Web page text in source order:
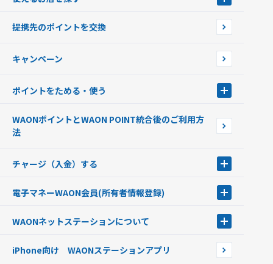
WAONを申込む
インターネット上でのお買い物について（ネット決済）
店舗検索
イオン銀行ATM設置場所
提携先のポイントを交換
キャンペーン
ポイントをためる・使う
ポイントの有効期限について
WAONポイントとWAON POINT統合後のご利用方
法
チャージ（入金）する
現金でチャージする
銀行口座・ATMからチャージする
オートチャージ
ポイントからチャージする
電子マネーWAON会員(所有者情報登録)
WAON POINTサービス会員登録に伴う個人データの共同利用のお知
WAONネットステーションについて
WAONネットステーションWAON端末について
iPhone向け WAONステーションアプリ